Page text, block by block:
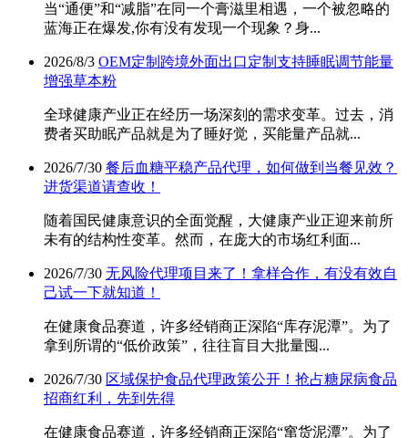
当“通便”和“减脂”在同一个膏滋里相遇，一个被忽略的
蓝海正在爆发,你有没有发现一个现象？身...
2026/8/3 OEM定制跨境外面出口定制支持睡眠调节能量
增强草本粉
全球健康产业正在经历一场深刻的需求变革。过去，消
费者买助眠产品就是为了睡好觉，买能量产品就...
2026/7/30 餐后血糖平稳产品代理，如何做到当餐见效？
进货渠道请查收！
随着国民健康意识的全面觉醒，大健康产业正迎来前所
未有的结构性变革。然而，在庞大的市场红利面...
2026/7/30 无风险代理项目来了！拿样合作，有没有效自
己试一下就知道！
在健康食品赛道，许多经销商正深陷“库存泥潭”。为了
拿到所谓的“低价政策”，往往盲目大批量囤...
2026/7/30 区域保护食品代理政策公开！抢占糖尿病食品
招商红利，先到先得
在健康食品赛道，许多经销商正深陷“窜货泥潭”。为了